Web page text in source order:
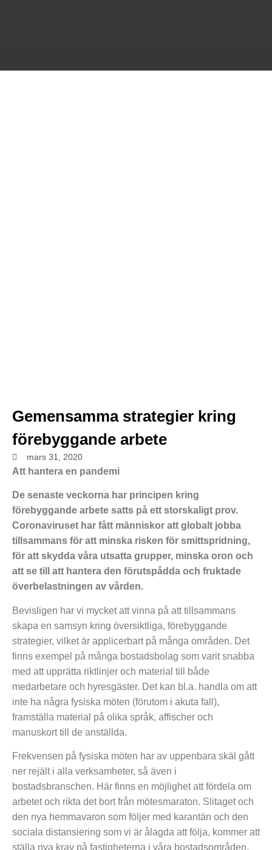
Gemensamma strategier kring
förebyggande arbete
mars 31, 2020
Att hantera en pandemi
De senaste veckorna har principen kring
förebyggande arbete satts på ett storskaligt prov.
Coronaviruset har fått människor att globalt jobba
tillsammans för att minska risken för smittspridning,
för att skydda våra utsatta grupper, minska oron och
att se till att hantera den förutspådda och fruktade
överbelastningen av vården.
Bevisligen har vi mycket att vinna på att tillsammans
skapa en samsyn kring översiktliga, förebyggande
strategier, vilket är applicerbart på många områden. Det
finns exempel på många bostadsbolag som varit snabba
med att upprätta riktlinjer och material till både
medarbetare och hyresgäster. Det kan bl.a. handla om att
inte ha några fysiska möten (förutom i akuta fall),
framställa material på olika språk, affischer och
manuskort till de anställda.
Frekvensen på fysiska möten har av uppenbara skäl gått
ner rejält i alla verksamheter, så även i
bostadsbranschen. Här finns en möjlighet att fördela om
arbetet och rikta det bort från mötesmaraton. Slitaget och
den nya hemmavaron som följer med karantän och den
sociala distansiering som vi är ålagda att följa, kommer att
ställa nya krav på fastigheterna i våra bostadsområden.